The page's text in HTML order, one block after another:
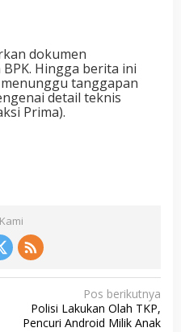
dokumen
Hingga berita ini
tanggapan
detail teknis
Prima).
Pos berikutnya
Polisi Lakukan Olah TKP,
Pencuri Android Milik Anak